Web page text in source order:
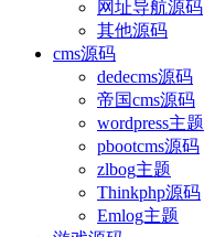
网址导航源码
其他源码
cms源码
dedecms源码
帝国cms源码
wordpress主题
pbootcms源码
zlbog主题
Thinkphp源码
Emlog主题